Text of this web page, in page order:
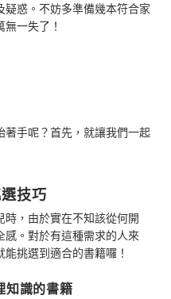
惑。不妨多準備幾本符合家
一失了！
著手呢？首先，就讓我們一起
技巧
，由於實在不知該從何開
。對於有這種需求的人來
挑選到適合的書籍囉！
知識的書籍